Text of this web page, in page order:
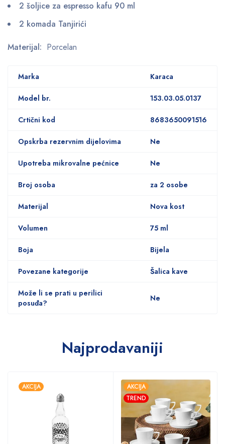
2 šoljice za espresso kafu 90 ml
2 komada Tanjirići
Materijal: Porcelan
Marka Karaca
Model br. 153.03.05.0137
Crtični kod 8683650091516
Opskrba rezervnim dijelovima Ne
Upotreba mikrovalne pećnice Ne
Broj osoba za 2 osobe
Materijal Nova kost
Volumen 75 ml
Boja Bijela
Povezane kategorije Šalica kave
Može li se prati u perilici
posuđa?
Ne
Najprodavaniji
AKCIJA
AKCIJA
TREND